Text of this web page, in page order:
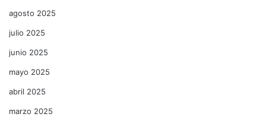
agosto 2025
julio 2025
junio 2025
mayo 2025
abril 2025
marzo 2025